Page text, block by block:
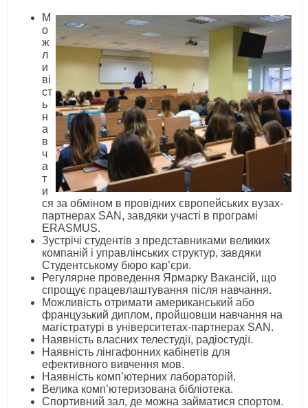
М
о
ж
л
и
ві
ст
ь
н
а
в
ч
а
т
и
ся за обміном в провідних європейських вузах-
партнерах SAN, завдяки участі в програмі
ERASMUS.
Зустрічі студентів з представниками великих
компаній і управлінських структур, завдяки
Студентському бюро кар’єри.
Регулярне проведення Ярмарку Вакансій, що
спрощує працевлаштування після навчання.
Можливість отримати американський або
французький диплом, пройшовши навчання на
магістратурі в університетах-партнерах SAN.
Наявність власних телестудії, радіостудії.
Наявність лінгафонних кабінетів для
ефективного вивчення мов.
Наявність комп’ютерних лабораторій.
Велика комп’ютеризована бібліотека.
Спортивний зал, де можна займатися спортом.